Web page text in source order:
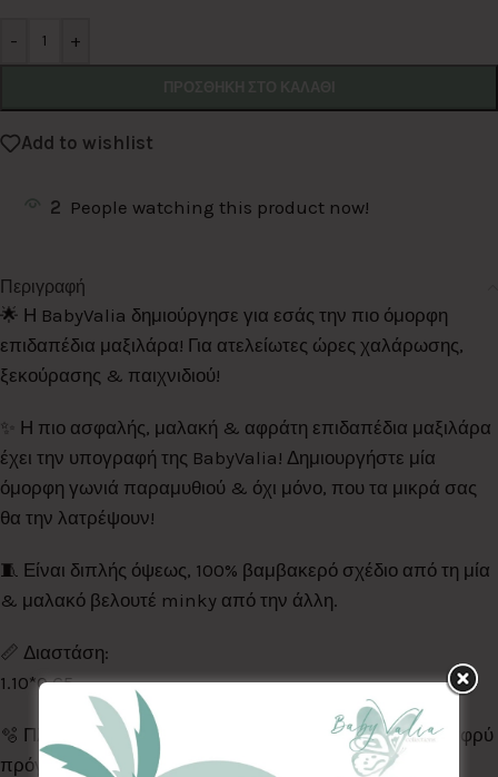
- +
Add to wishlist
2 People watching this product now!
Περιγραφή
🌟 Η BabyValia δημιούργησε για εσάς την πιο όμορφη
επιδαπέδια μαξιλάρα! Για ατελείωτες ώρες χαλάρωσης,
ξεκούρασης & παιχνιδιού!
✨️ Η πιο ασφαλής, μαλακή & αφράτη επιδαπέδια μαξιλάρα
έχει την υπογραφή της BabyValia! Δημιουργήστε μία
όμορφη γωνιά παραμυθιού & όχι μόνο, που τα μικρά σας
θα την λατρέψουν!
🧵 Είναι διπλής όψεως, 100% βαμβακερό σχέδιο από τη μία
& μαλακό βελουτέ minky από την άλλη.
📏 Διαστάση:
1.10*0.65
🫧 Πλένεται στο πλυντήριο ρούχων, στους 30°C, σε ελαφρύ
πρόγραμμα χωρίς στροφές. Στεγνώνει φυσικά, & δεν